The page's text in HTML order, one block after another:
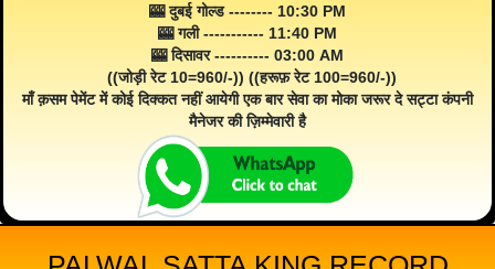
🎰 दुबई गोल्ड -------- 10:30 PM
🎰 गली ----------- 11:40 PM
🎰 दिसावर ---------- 03:00 AM
((जोड़ी रेट 10=960/-)) ((हरूफ़ रेट 100=960/-))
माँ क़सम पेमेंट में कोई दिक्कत नहीं आयेगी एक बार सेवा का मोका जरूर दे सट्टा कंपनी
मैनेजर की ज़िम्मेवारी है